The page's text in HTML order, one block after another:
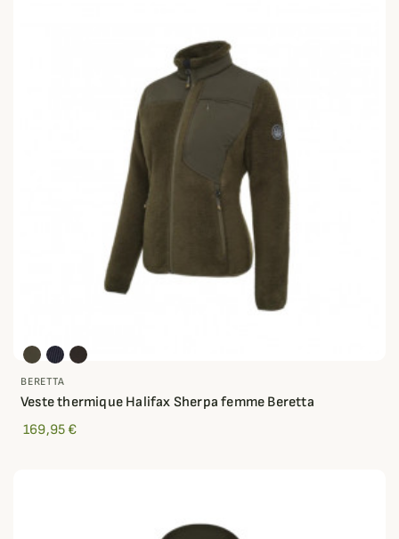
BERETTA
Veste thermique Halifax Sherpa femme Beretta
169,95 €